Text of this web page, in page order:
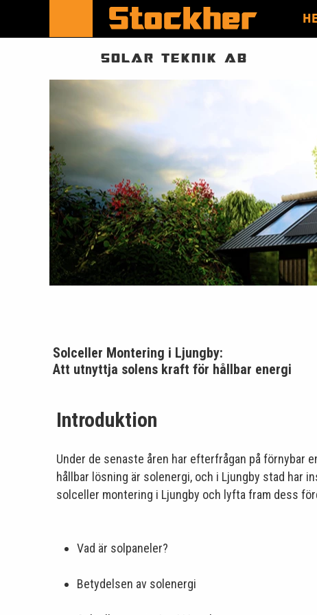
SOLAR TEKNIK AB
Solceller Montering i Ljungby:
Att utnyttja solens kraft för hållbar energi
Introduktion
Under de senaste åren har efterfrågan på förnybar
hållbar lösning är solenergi, och i Ljungby stad har
solceller montering i Ljungby och lyfta fram dess
Vad är solpaneler?
Betydelsen av solenergi